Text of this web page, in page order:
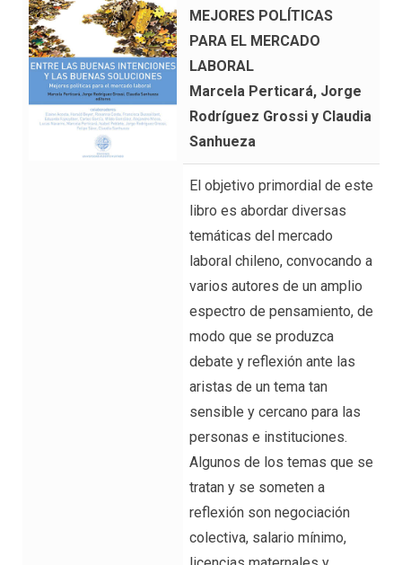
MEJORES POLÍTICAS
PARA EL MERCADO
LABORAL
Marcela Perticará, Jorge
Rodríguez Grossi y Claudia
Sanhueza
El objetivo primordial de este
libro es abordar diversas
temáticas del mercado
laboral chileno, convocando a
varios autores de un amplio
espectro de pensamiento, de
modo que se produzca
debate y reflexión ante las
aristas de un tema tan
sensible y cercano para las
personas e instituciones.
Algunos de los temas que se
tratan y se someten a
reflexión son negociación
colectiva, salario mínimo,